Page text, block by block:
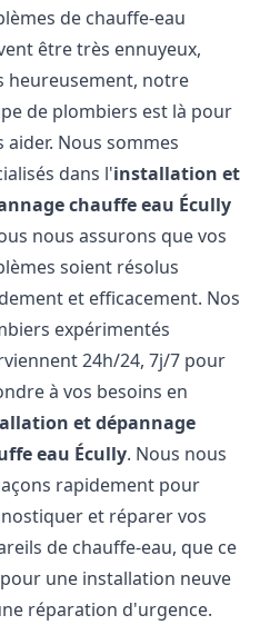
de chauffe-eau
être très ennuyeux,
heureusement, notre
de plombiers est là pour
aider. Nous sommes
dans l'installation et
chauffe eau Écully
nous assurons que vos
soient résolus
et efficacement. Nos
expérimentés
24h/24, 7j/7 pour
à vos besoins en
et dépannage
eau Écully. Nous nous
rapidement pour
et réparer vos
de chauffe-eau, que ce
une installation neuve
réparation d'urgence.